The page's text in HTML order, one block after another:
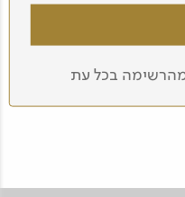
בכל עת